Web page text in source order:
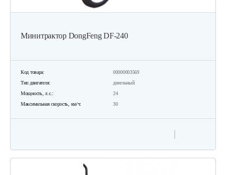
Минитрактор DongFeng DF-240
Код товара:
00000003569
Тип двигателя:
дизельный
Мощность, л.с.:
24
Максимальная скорость, км/ч:
30